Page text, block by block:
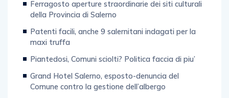
Ferragosto aperture straordinarie dei siti culturali
della Provincia di Salerno
Patenti facili, anche 9 salernitani indagati per la
maxi truffa
Piantedosi, Comuni sciolti? Politica faccia di piu’
Grand Hotel Salerno, esposto-denuncia del
Comune contro la gestione dell’albergo